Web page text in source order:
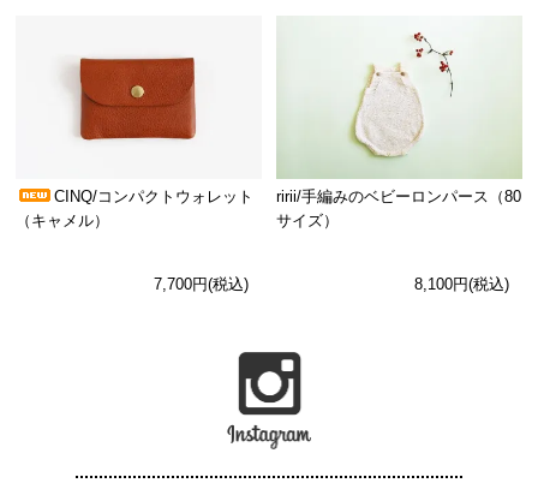
CINQ/コンパクトウォレット
（キャメル）
7,700円(税込)
ririi/手編みのベビーロンパース（80
サイズ）
8,100円(税込)